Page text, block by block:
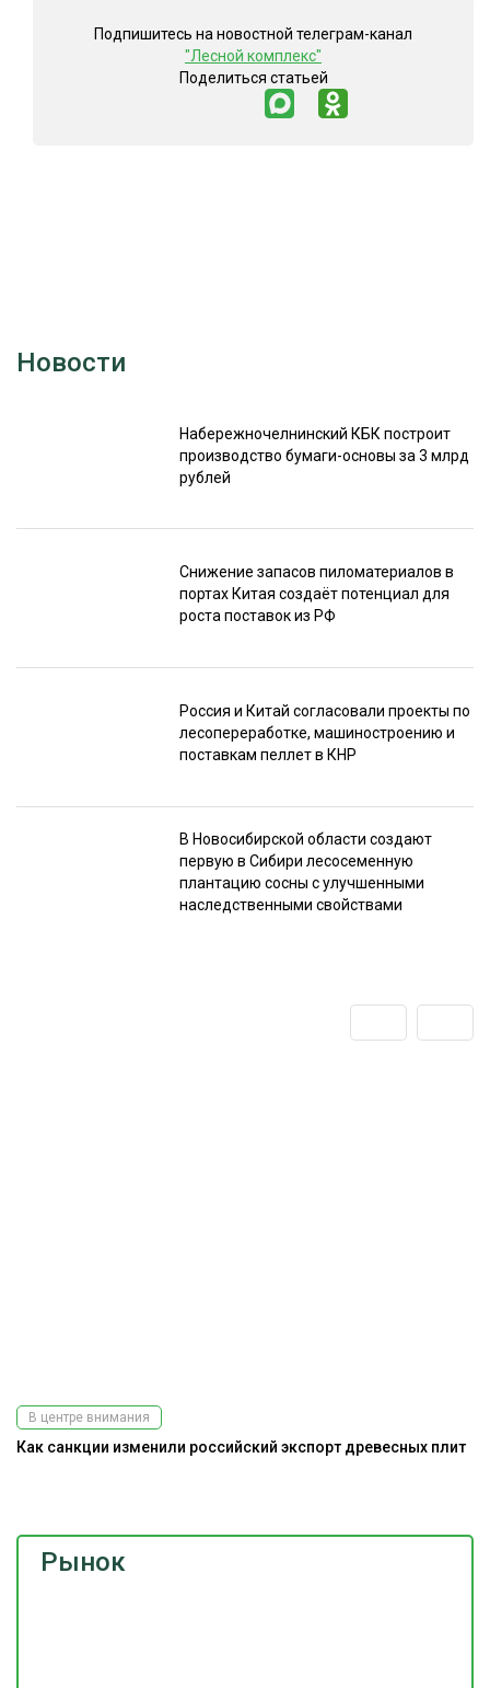
Подпишитесь на новостной телеграм-канал
"Лесной комплекс"
Поделиться статьей
Новости
Набережночелнинский КБК построит
производство бумаги-основы за 3 млрд
рублей
Снижение запасов пиломатериалов в
портах Китая создаёт потенциал для
роста поставок из РФ
Россия и Китай согласовали проекты по
лесопереработке, машиностроению и
поставкам пеллет в КНР
В Новосибирской области создают
первую в Сибири лесосеменную
плантацию сосны с улучшенными
наследственными свойствами
Рынок
В центре внимания
Как санкции изменили российский экспорт древесных плит